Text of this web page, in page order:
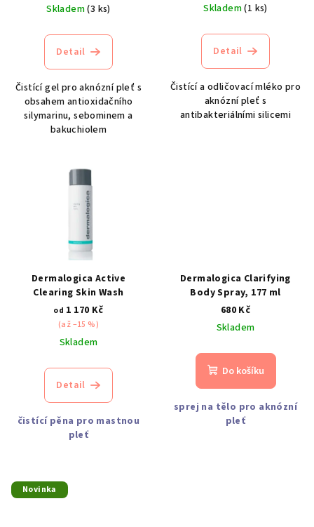
Skladem(3 ks)
Detail
Čistící gel pro aknózní pleť s
obsahem antioxidačního
silymarinu, sebominem a
bakuchiolem
Skladem(1 ks)
Detail
Čistící a odličovací mléko pro
aknózní pleť s
antibakteriálními silicemi
Dermalogica Active
Clearing Skin Wash
od 1 170 Kč
(až –15 %)
Skladem
Detail
čistící pěna pro mastnou
pleť
Dermalogica Clarifying
Body Spray, 177 ml
680 Kč
Skladem
Do košíku
sprej na tělo pro aknózní
pleť
Novinka